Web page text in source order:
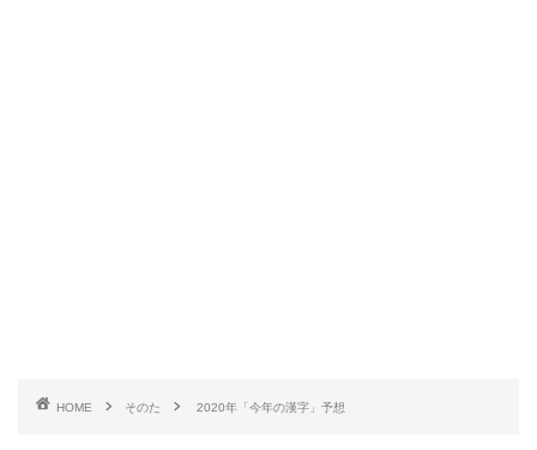
HOME そのた 2020年「今年の漢字」予想